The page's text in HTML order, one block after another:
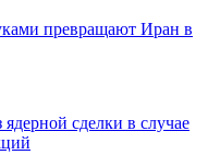
превращают Иран в
сделки в случае